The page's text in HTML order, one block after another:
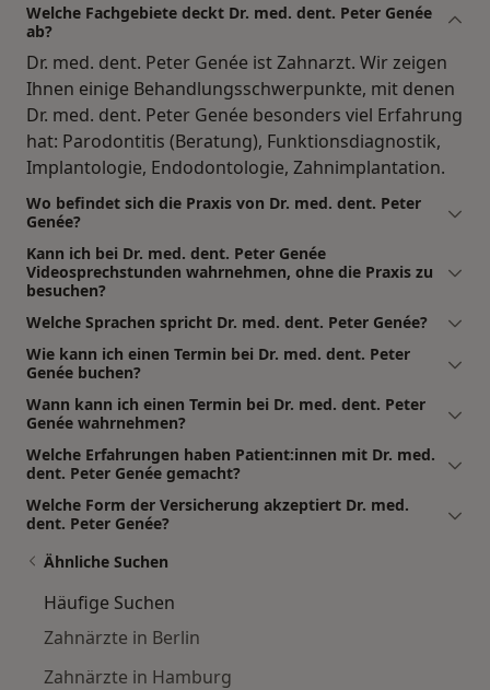
Welche Fachgebiete deckt Dr. med. dent. Peter Genée
ab?
Dr. med. dent. Peter Genée ist Zahnarzt. Wir zeigen
Ihnen einige Behandlungsschwerpunkte, mit denen
Dr. med. dent. Peter Genée besonders viel Erfahrung
hat: Parodontitis (Beratung), Funktionsdiagnostik,
Implantologie, Endodontologie, Zahnimplantation.
Wo befindet sich die Praxis von Dr. med. dent. Peter
Genée?
Kann ich bei Dr. med. dent. Peter Genée
Videosprechstunden wahrnehmen, ohne die Praxis zu
besuchen?
Welche Sprachen spricht Dr. med. dent. Peter Genée?
Wie kann ich einen Termin bei Dr. med. dent. Peter
Genée buchen?
Wann kann ich einen Termin bei Dr. med. dent. Peter
Genée wahrnehmen?
Welche Erfahrungen haben Patient:innen mit Dr. med.
dent. Peter Genée gemacht?
Welche Form der Versicherung akzeptiert Dr. med.
dent. Peter Genée?
Ähnliche Suchen
Häufige Suchen
Zahnärzte in Berlin
Zahnärzte in Hamburg